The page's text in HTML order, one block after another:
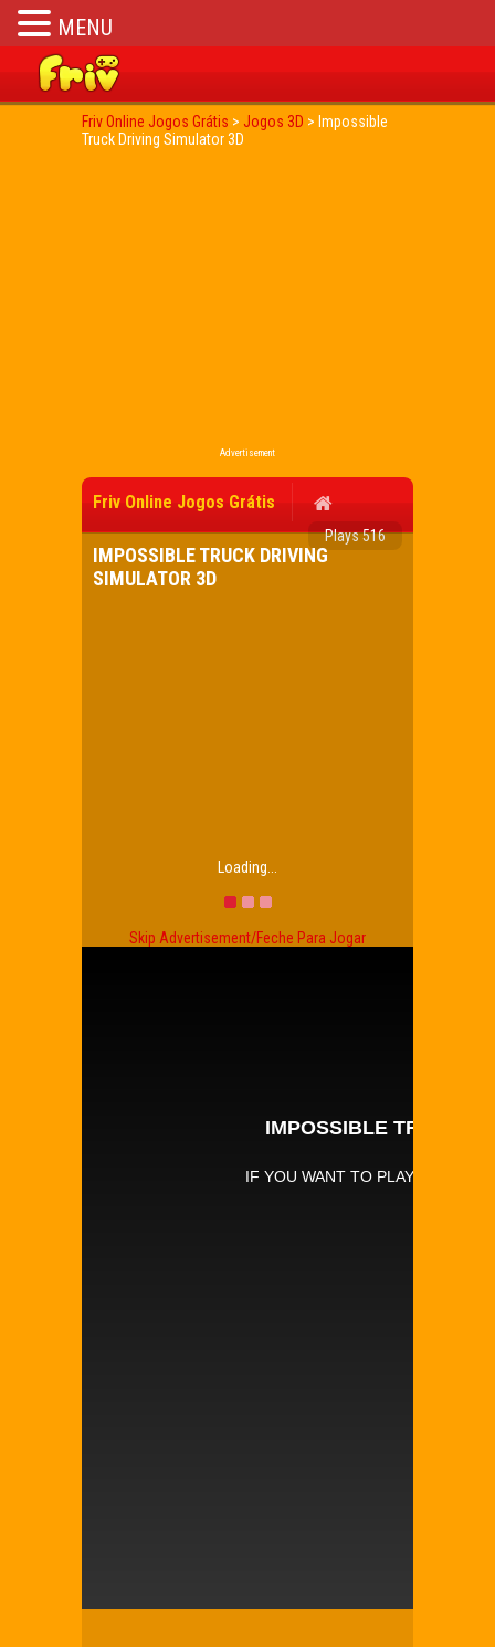
Friv Online Jogos Grátis > Jogos 3D > Impossible
Truck Driving Simulator 3D
Advertisement
Friv Online Jogos Grátis
Plays 516
IMPOSSIBLE TRUCK DRIVING
SIMULATOR 3D
Loading...
Skip Advertisement/Feche Para Jogar
MENU